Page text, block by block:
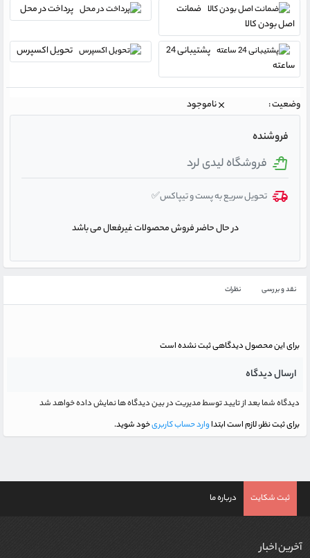
ضمانت
اصل بودن کالا
پرداخت در محل
پشتیبانی 24
ساعته
تحویل اکسپرس
وضعیت : ناموجود
فروشنده
فروشگاه لیدی لرد
تحویل سریع به پست و تیپاکس✅
در حال حاضر فروش محصولات غیرفعال می باشد
نقد و بررسی نظرات
برای این محصول دیدگاهی ثبت نشده است
ارسال دیدگاه
دیدگاه شما بعد از تایید توسط مدیریت در بین دیدگاه ها نمایش داده خواهد شد
برای ثبت نظر، لازم است ابتداوارد حساب کاربریخود شوید.
ثبت شکایت درباره ما
آخرین اخبار